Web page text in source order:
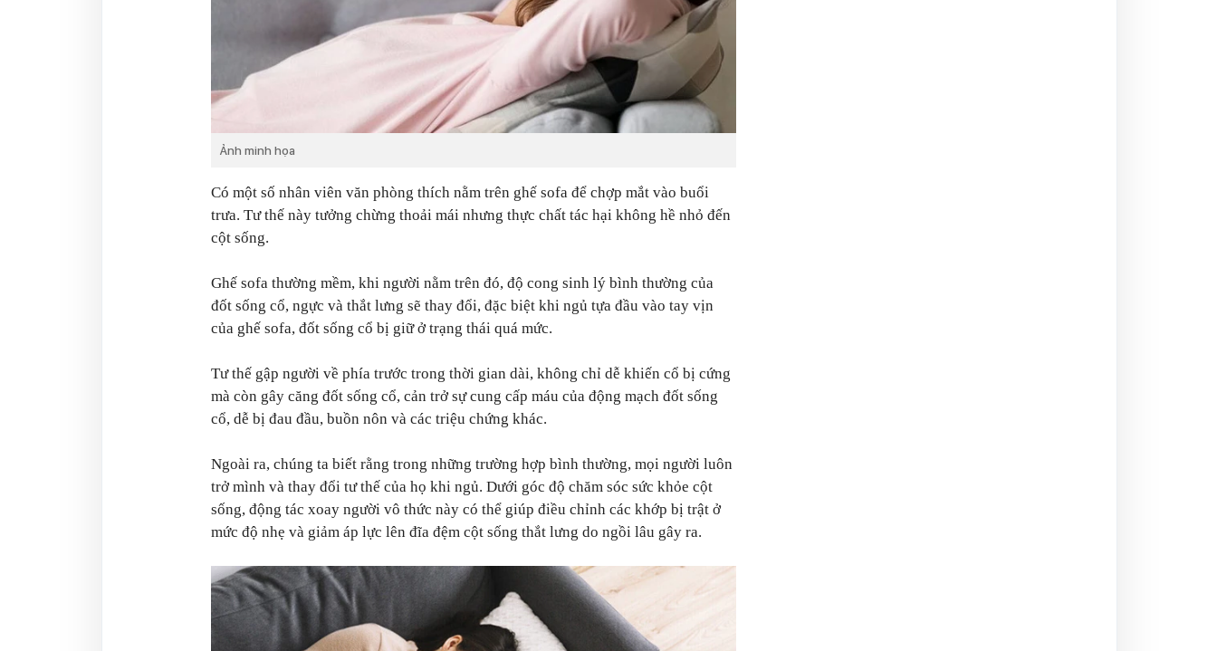
Ảnh minh họa
Có một số nhân viên văn phòng thích nằm trên ghế sofa để chợp mắt vào buổi
trưa. Tư thế này tưởng chừng thoải mái nhưng thực chất tác hại không hề nhỏ đến
cột sống.
Ghế sofa thường mềm, khi người nằm trên đó, độ cong sinh lý bình thường của
đốt sống cổ, ngực và thắt lưng sẽ thay đổi, đặc biệt khi ngủ tựa đầu vào tay vịn
của ghế sofa, đốt sống cổ bị giữ ở trạng thái quá mức.
Tư thế gập người về phía trước trong thời gian dài, không chỉ dễ khiến cổ bị cứng
mà còn gây căng đốt sống cổ, cản trở sự cung cấp máu của động mạch đốt sống
cổ, dễ bị đau đầu, buồn nôn và các triệu chứng khác.
Ngoài ra, chúng ta biết rằng trong những trường hợp bình thường, mọi người luôn
trở mình và thay đổi tư thế của họ khi ngủ. Dưới góc độ chăm sóc sức khỏe cột
sống, động tác xoay người vô thức này có thể giúp điều chỉnh các khớp bị trật ở
mức độ nhẹ và giảm áp lực lên đĩa đệm cột sống thắt lưng do ngồi lâu gây ra.